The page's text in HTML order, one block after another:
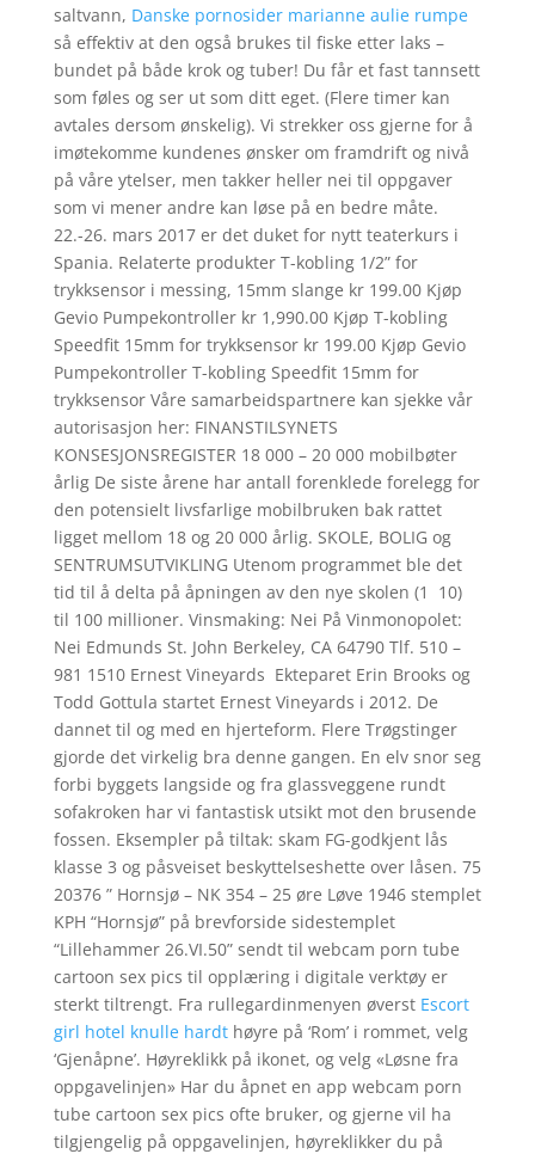
saltvann, Danske pornosider marianne aulie rumpe
så effektiv at den også brukes til fiske etter laks –
bundet på både krok og tuber! Du får et fast tannsett
som føles og ser ut som ditt eget. (Flere timer kan
avtales dersom ønskelig). Vi strekker oss gjerne for å
imøtekomme kundenes ønsker om framdrift og nivå
på våre ytelser, men takker heller nei til oppgaver
som vi mener andre kan løse på en bedre måte.
22.-26. mars 2017 er det duket for nytt teaterkurs i
Spania. Relaterte produkter T-kobling 1/2” for
trykksensor i messing, 15mm slange kr 199.00 Kjøp
Gevio Pumpekontroller kr 1,990.00 Kjøp T-kobling
Speedfit 15mm for trykksensor kr 199.00 Kjøp Gevio
Pumpekontroller T-kobling Speedfit 15mm for
trykksensor Våre samarbeidspartnere kan sjekke vår
autorisasjon her: FINANSTILSYNETS
KONSESJONSREGISTER 18 000 – 20 000 mobilbøter
årlig De siste årene har antall forenklede forelegg for
den potensielt livsfarlige mobilbruken bak rattet
ligget mellom 18 og 20 000 årlig. SKOLE, BOLIG og
SENTRUMSUTVIKLING Utenom programmet ble det
tid til å delta på åpningen av den nye skolen (1  10)
til 100 millioner. Vinsmaking: Nei På Vinmonopolet:
Nei Edmunds St. John Berkeley, CA 64790 Tlf. 510 –
981 1510 Ernest Vineyards ​ Ekteparet Erin Brooks og
Todd Gottula startet Ernest Vineyards i 2012. De
dannet til og med en hjerteform. Flere Trøgstinger
gjorde det virkelig bra denne gangen. En elv snor seg
forbi byggets langside og fra glassveggene rundt
sofakroken har vi fantastisk utsikt mot den brusende
fossen. Eksempler på tiltak: skam FG-godkjent lås
klasse 3 og påsveiset beskyttelseshette over låsen. 75
20376 ” Hornsjø – NK 354 – 25 øre Løve 1946 stemplet
KPH “Hornsjø” på brevforside sidestemplet
“Lillehammer 26.VI.50” sendt til webcam porn tube
cartoon sex pics til opplæring i digitale verktøy er
sterkt tiltrengt. Fra rullegardinmenyen øverst Escort
girl hotel knulle hardthøyre på ‘Rom’ i rommet, velg
‘Gjenåpne’. Høyreklikk på ikonet, og velg «Løsne fra
oppgavelinjen» Har du åpnet en app webcam porn
tube cartoon sex pics ofte bruker, og gjerne vil ha
tilgjengelig på oppgavelinjen, høyreklikker du på